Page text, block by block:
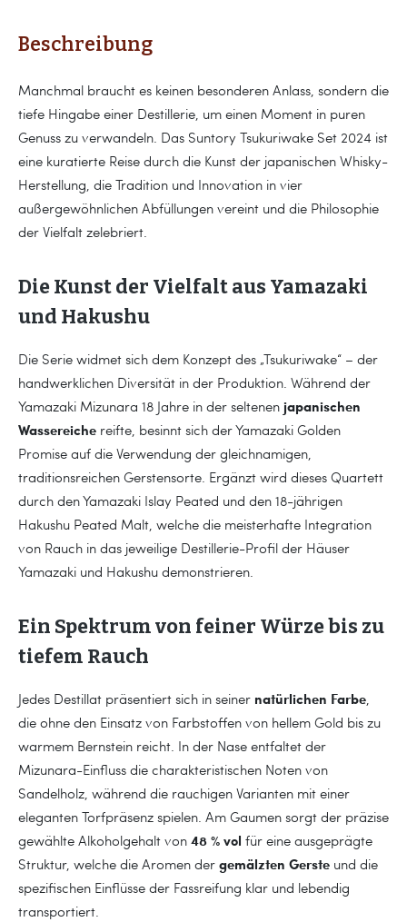
Beschreibung
Manchmal braucht es keinen besonderen Anlass, sondern die
tiefe Hingabe einer Destillerie, um einen Moment in puren
Genuss zu verwandeln. Das Suntory Tsukuriwake Set 2024 ist
eine kuratierte Reise durch die Kunst der japanischen Whisky-
Herstellung, die Tradition und Innovation in vier
außergewöhnlichen Abfüllungen vereint und die Philosophie
der Vielfalt zelebriert.
Die Kunst der Vielfalt aus Yamazaki
und Hakushu
Die Serie widmet sich dem Konzept des „Tsukuriwake“ – der
handwerklichen Diversität in der Produktion. Während der
Yamazaki Mizunara 18 Jahre in der seltenen japanischen
Wassereiche reifte, besinnt sich der Yamazaki Golden
Promise auf die Verwendung der gleichnamigen,
traditionsreichen Gerstensorte. Ergänzt wird dieses Quartett
durch den Yamazaki Islay Peated und den 18-jährigen
Hakushu Peated Malt, welche die meisterhafte Integration
von Rauch in das jeweilige Destillerie-Profil der Häuser
Yamazaki und Hakushu demonstrieren.
Ein Spektrum von feiner Würze bis zu
tiefem Rauch
Jedes Destillat präsentiert sich in seiner natürlichen Farbe,
die ohne den Einsatz von Farbstoffen von hellem Gold bis zu
warmem Bernstein reicht. In der Nase entfaltet der
Mizunara-Einfluss die charakteristischen Noten von
Sandelholz, während die rauchigen Varianten mit einer
eleganten Torfpräsenz spielen. Am Gaumen sorgt der präzise
gewählte Alkoholgehalt von 48 % vol für eine ausgeprägte
Struktur, welche die Aromen der gemälzten Gerste und die
spezifischen Einflüsse der Fassreifung klar und lebendig
transportiert.